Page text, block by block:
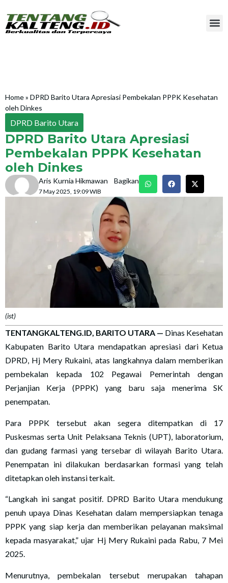
Home» DPRD Barito Utara Apresiasi Pembekalan PPPK Kesehatan
oleh Dinkes
DPRD Barito Utara
DPRD Barito Utara Apresiasi
Pembekalan PPPK Kesehatan
oleh Dinkes
Aris Kurnia Hikmawan
7 May 2025, 19:09 WIB
Bagikan
(ist)
TENTANGKALTENG.ID, BARITO UTARA — Dinas Kesehatan
Kabupaten Barito Utara mendapatkan apresiasi dari Ketua
DPRD, Hj Mery Rukaini, atas langkahnya dalam memberikan
pembekalan kepada 102 Pegawai Pemerintah dengan
Perjanjian Kerja (PPPK) yang baru saja menerima SK
penempatan.
Para PPPK tersebut akan segera ditempatkan di 17
Puskesmas serta Unit Pelaksana Teknis (UPT), laboratorium,
dan gudang farmasi yang tersebar di wilayah Barito Utara.
Penempatan ini dilakukan berdasarkan formasi yang telah
ditetapkan oleh instansi terkait.
“Langkah ini sangat positif. DPRD Barito Utara mendukung
penuh upaya Dinas Kesehatan dalam mempersiapkan tenaga
PPPK yang siap kerja dan memberikan pelayanan maksimal
kepada masyarakat,” ujar Hj Mery Rukaini pada Rabu, 7 Mei
2025.
Menurutnya, pembekalan tersebut merupakan tahapan